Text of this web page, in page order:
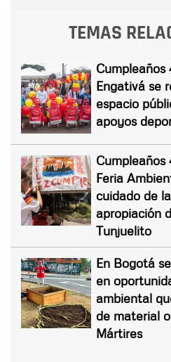
TEMAS
Cumpleaños
Engativá se
espacio
apoyos
Feria
cuidado de
apropiación
Tunjuelito
En Bogotá
en
ambiental
de material
Mártires